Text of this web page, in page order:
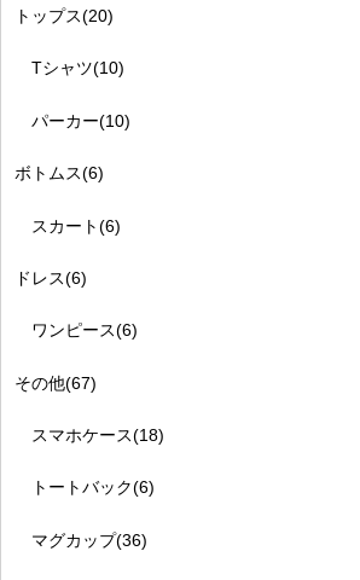
トップス(20)
Tシャツ(10)
パーカー(10)
ボトムス(6)
スカート(6)
ドレス(6)
ワンピース(6)
その他(67)
スマホケース(18)
トートバック(6)
マグカップ(36)